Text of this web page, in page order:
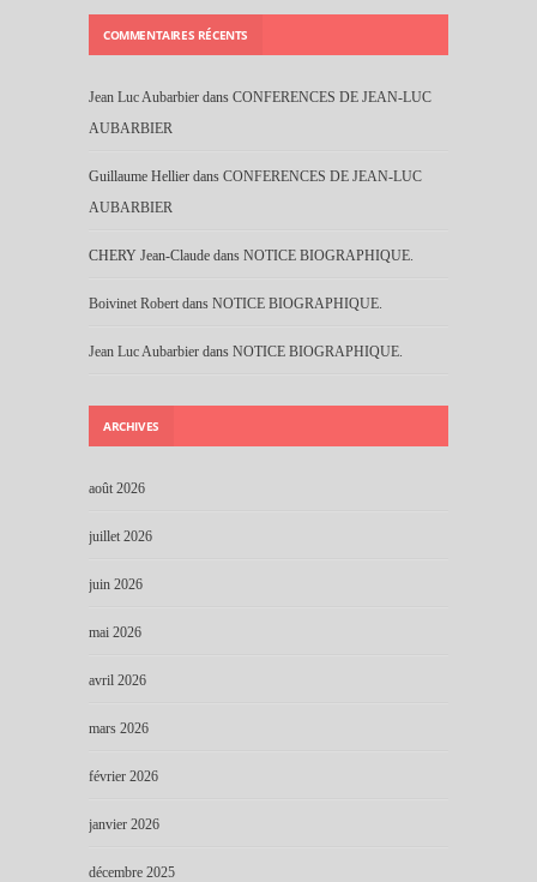
COMMENTAIRES RÉCENTS
Jean Luc Aubarbier dans CONFERENCES DE JEAN-LUC
AUBARBIER
Guillaume Hellier dans CONFERENCES DE JEAN-LUC
AUBARBIER
CHERY Jean-Claude dans NOTICE BIOGRAPHIQUE.
Boivinet Robert dans NOTICE BIOGRAPHIQUE.
Jean Luc Aubarbier dans NOTICE BIOGRAPHIQUE.
ARCHIVES
août 2026
juillet 2026
juin 2026
mai 2026
avril 2026
mars 2026
février 2026
janvier 2026
décembre 2025